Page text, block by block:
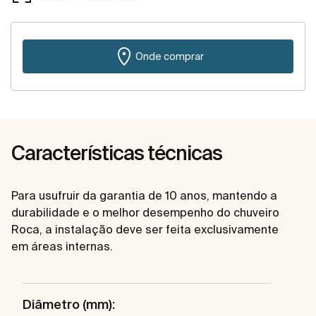
Onde comprar
Características técnicas
Para usufruir da garantia de 10 anos, mantendo a
durabilidade e o melhor desempenho do chuveiro
Roca, a instalação deve ser feita exclusivamente
em áreas internas.
Diâmetro (mm):